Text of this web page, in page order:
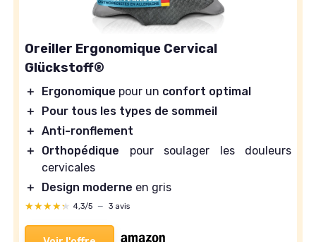
Oreiller Ergonomique Cervical
Glückstoff®
＋ Ergonomique pour un confort optimal
＋
Pour tous les types de sommeil
＋ Anti-ronflement
＋
Orthopédique pour soulager les douleurs
cervicales
＋
Design moderne en gris
★★★★★
★★★★★ 4,3/5 — 3 avis